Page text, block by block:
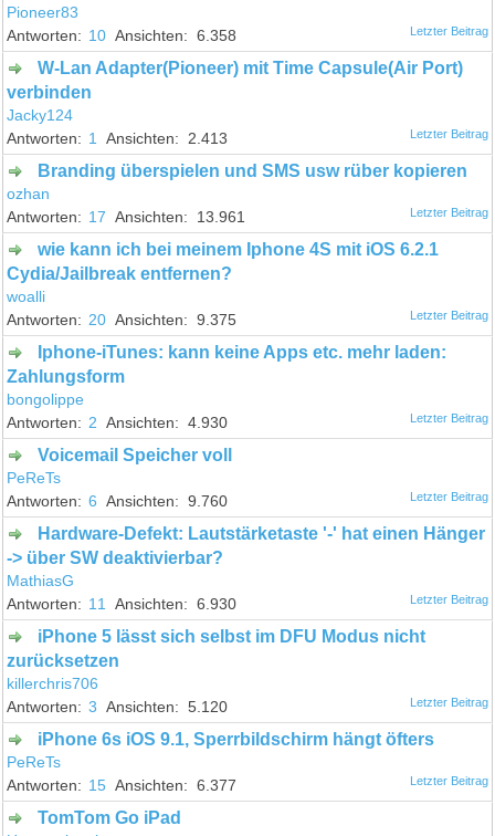
Pioneer83
10
6.358
W-Lan Adapter(Pioneer) mit Time Capsule(Air Port)
verbinden
Jacky124
1
2.413
Branding überspielen und SMS usw rüber kopieren
ozhan
17
13.961
wie kann ich bei meinem Iphone 4S mit iOS 6.2.1
Cydia/Jailbreak entfernen?
woalli
20
9.375
Iphone-iTunes: kann keine Apps etc. mehr laden:
Zahlungsform
bongolippe
2
4.930
Voicemail Speicher voll
PeReTs
6
9.760
Hardware-Defekt: Lautstärketaste '-' hat einen Hänger
-> über SW deaktivierbar?
MathiasG
11
6.930
iPhone 5 lässt sich selbst im DFU Modus nicht
zurücksetzen
killerchris706
3
5.120
iPhone 6s iOS 9.1, Sperrbildschirm hängt öfters
PeReTs
15
6.377
TomTom Go iPad